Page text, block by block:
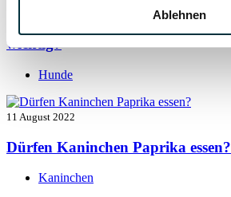
Ablehnen
wichtig?
Hunde
11 August 2022
Dürfen Kaninchen Paprika essen?
Kaninchen